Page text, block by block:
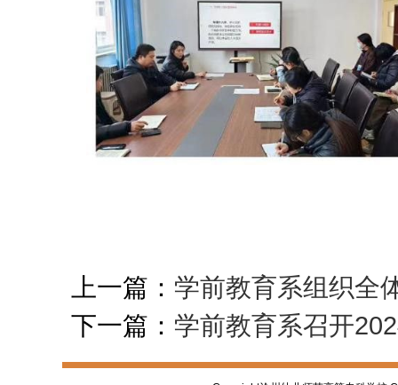
上一篇： 学前教育系组织全
下一篇： 学前教育系召开